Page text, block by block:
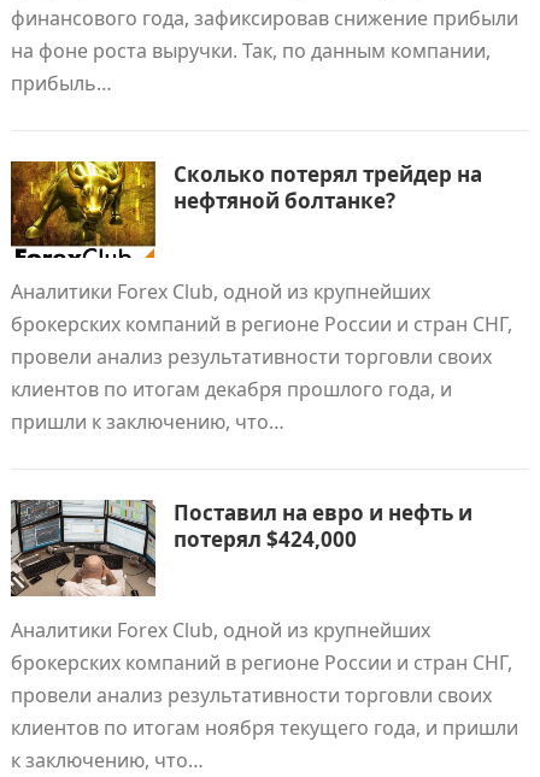
финансового года, зафиксировав снижение прибыли
на фоне роста выручки. Так, по данным компании,
прибыль…
Сколько потерял трейдер на
нефтяной болтанке?
Аналитики Forex Club, одной из крупнейших
брокерских компаний в регионе России и стран СНГ,
провели анализ результативности торговли своих
клиентов по итогам декабря прошлого года, и
пришли к заключению, что…
Поставил на евро и нефть и
потерял $424,000
Аналитики Forex Club, одной из крупнейших
брокерских компаний в регионе России и стран СНГ,
провели анализ результативности торговли своих
клиентов по итогам ноября текущего года, и пришли
к заключению, что…